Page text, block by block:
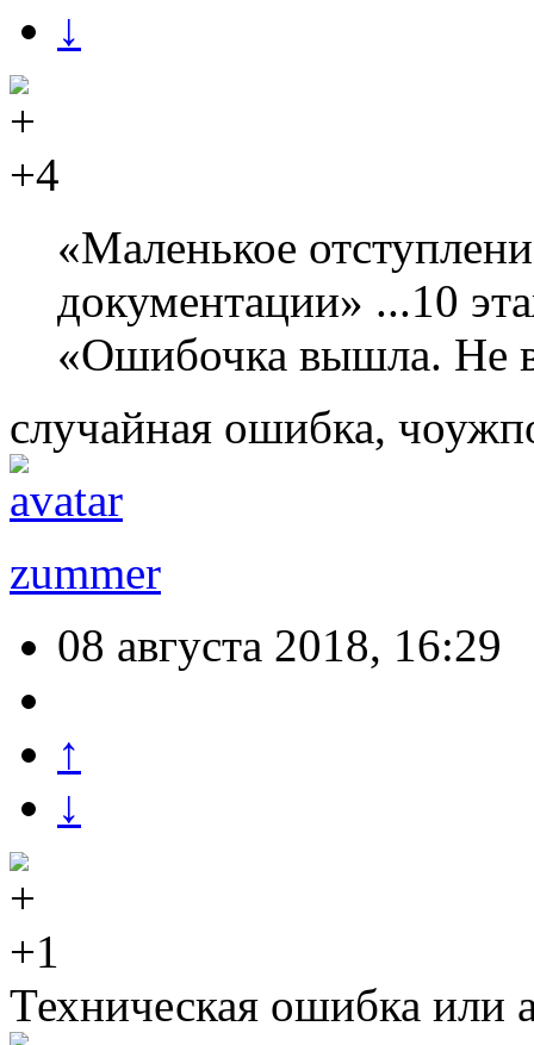
↓
+4
«Маленькое
документации» ...10
«Ошибочка вышла. Не
случайная ошибка,
zummer
08 августа 2018, 16:29
↑
↓
+1
Техническая ошибка или